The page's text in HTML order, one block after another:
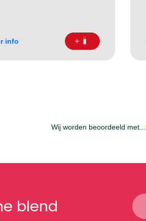
info
Wij worden beoordeeld met...
blend